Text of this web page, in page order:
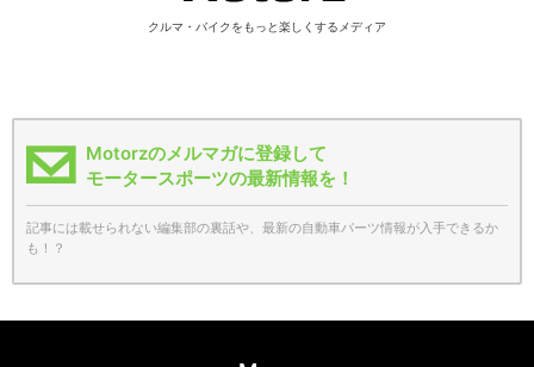
クルマ・バイクをもっと楽しくするメディア
Motorzのメルマガに登録して
モータースポーツの最新情報を！
記事には載せられない編集部の裏話や、最新の自動車パーツ情報が入手できるか
も！？